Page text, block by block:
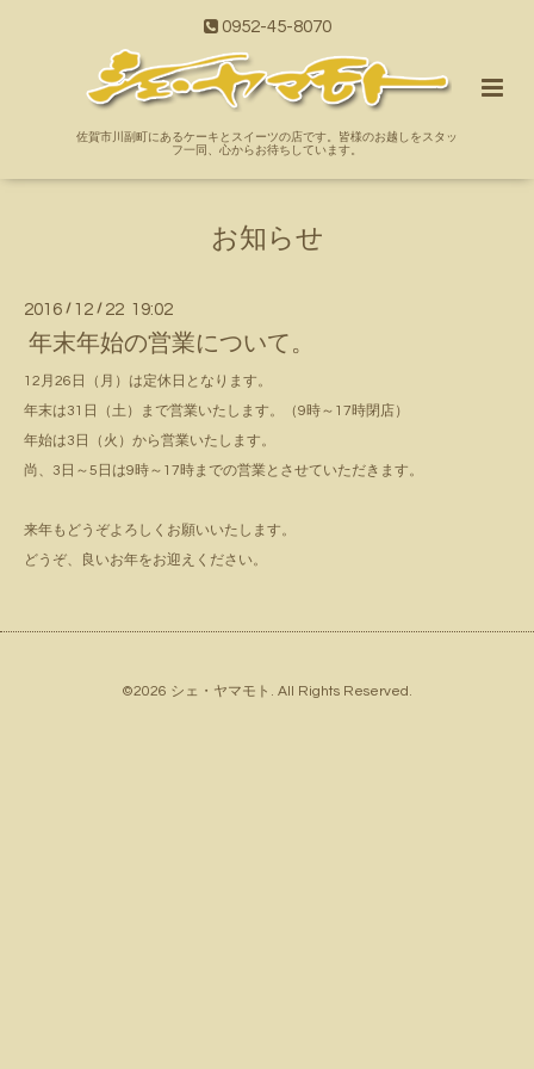
0952-45-8070
佐賀市川副町にあるケーキとスイーツの店です。皆様のお越しをスタッ
フ一同、心からお待ちしています。
お知らせ
2016 / 12 / 22 19:02
年末年始の営業について。
12月26日（月）は定休日となります。
年末は31日（土）まで営業いたします。（9時～17時閉店）
年始は3日（火）から営業いたします。
尚、3日～5日は9時～17時までの営業とさせていただきます。
来年もどうぞよろしくお願いいたします。
どうぞ、良いお年をお迎えください。
©2026 シェ・ヤマモト . All Rights Reserved.